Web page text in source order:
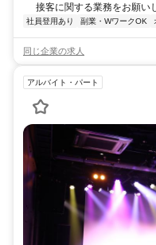
接客に関する業務をお願い
社員登用あり 副業・WワークOK
同じ企業の求人
アルバイト・パート